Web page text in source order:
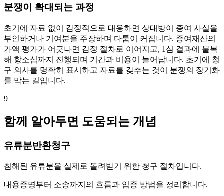
분쟁이 확대되는 과정
초기에 자료 없이 감정적으로 대응하면 상대방이 증여 사실을
부인하거나 기여분을 주장하며 다툼이 커집니다. 증여재산의
가액 평가가 어긋나면 감정 절차로 이어지고, 1심 결과에 불복
해 항소심까지 진행되며 기간과 비용이 늘어납니다. 초기에 청
구 의사를 명확히 표시하고 자료를 갖추는 것이 분쟁의 장기화
를 막는 길입니다.
9
함께 알아두면 도움되는 개념
유류분반환청구
침해된 유류분을 실제로 돌려받기 위한 청구 절차입니다.
내용증명부터 소송까지의 흐름과 입증 방법을 정리합니다.